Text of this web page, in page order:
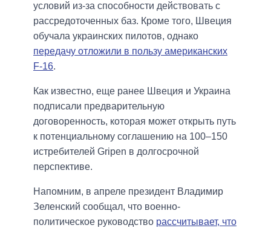
условий из-за способности действовать с
рассредоточенных баз. Кроме того, Швеция
обучала украинских пилотов, однако
передачу отложили в пользу американских
F-16.
Как известно, еще ранее Швеция и Украина
подписали предварительную
договоренность, которая может открыть путь
к потенциальному соглашению на 100–150
истребителей Gripen в долгосрочной
перспективе.
Напомним, в апреле президент Владимир
Зеленский сообщал, что военно-
политическое руководство рассчитывает, что